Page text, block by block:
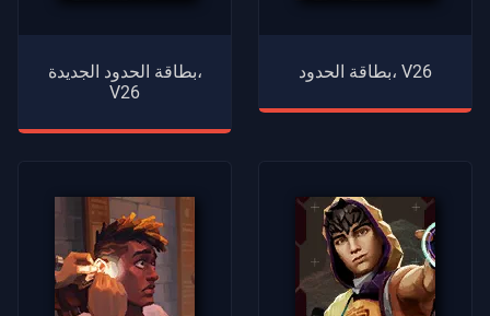
بطاقة الحدود الجديدة،
V26
بطاقة الحدود، V26